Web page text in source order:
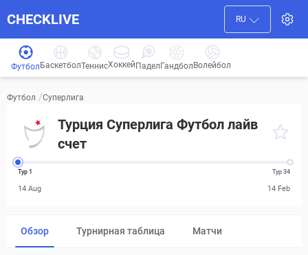
CHECKLIVE RU
Футбол БаскетболТеннисХоккей ПаделГандбол Волейбол
Футбол /Суперлига
Турция Суперлига Футбол лайв
счет
Тур 1 Тур 34
14 Aug 14 Feb
Обзор Турнирная таблица Матчи